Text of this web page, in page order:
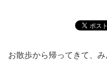
お散歩から帰ってきて、